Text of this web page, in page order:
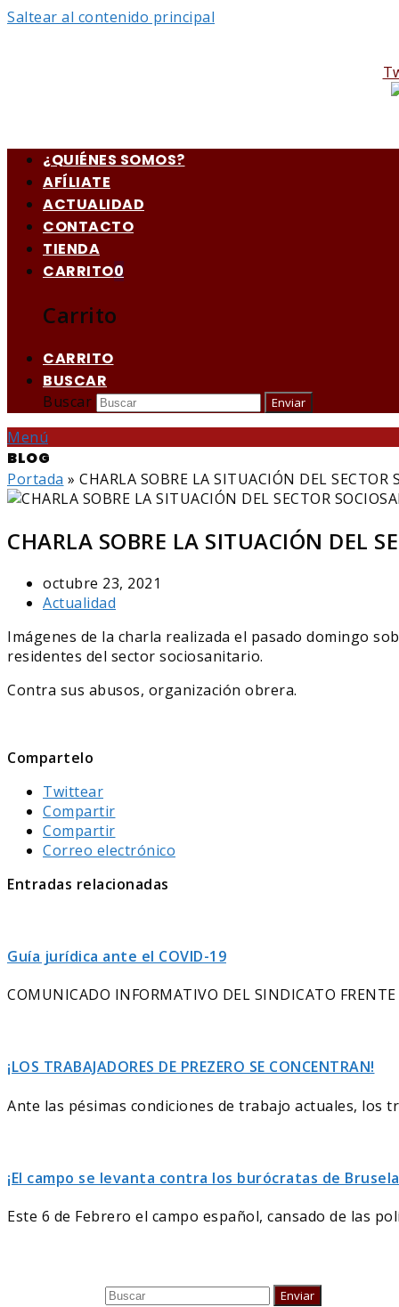
Saltear al contenido principal
¿QUIÉNES SOMOS?
AFÍLIATE
ACTUALIDAD
CONTACTO
TIENDA
CARRITO0
Carrito
CARRITO
BUSCAR
Buscar Enviar
Menú
BLOG
Portada » CHARLA SOBRE LA SITUACIÓN DEL SECTOR
CHARLA SOBRE LA SITUACIÓN DEL
octubre 23, 2021
Actualidad
Imágenes de la charla realizada el pasado domingo
residentes del sector sociosanitario.
Contra sus abusos, organización obrera.
Compartelo
Twittear
Compartir
Compartir
Correo electrónico
Entradas relacionadas
Guía jurídica ante el COVID-19
COMUNICADO INFORMATIVO DEL SINDICATO
¡LOS TRABAJADORES DE PREZERO SE CONCENTRAN!
Ante las pésimas condiciones de trabajo actuales, los
¡El campo se levanta contra los burócratas de
Este 6 de Febrero el campo español, cansado de las
Enviar